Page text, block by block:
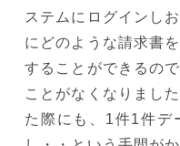
ステムにログインし
にどのような請求書
することができるの
ことがなくなりまし
た際にも、1件1件デ